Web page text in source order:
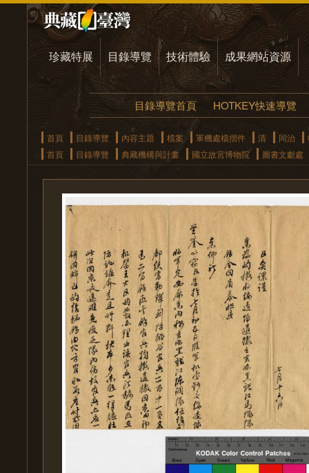
珍藏特展 目錄導覽 技術體驗 成果網站資源
目錄導覽首頁 HOTKEY快速導覽
首頁 目錄導覽 內容主題 檔案 軍機處檔摺件 清 同治
首頁
目錄導覽 典藏機構與計畫 國立故宮博物院 圖書文獻處